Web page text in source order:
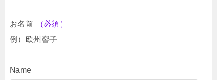
お名前
（必須）
例）欧州響子
Name